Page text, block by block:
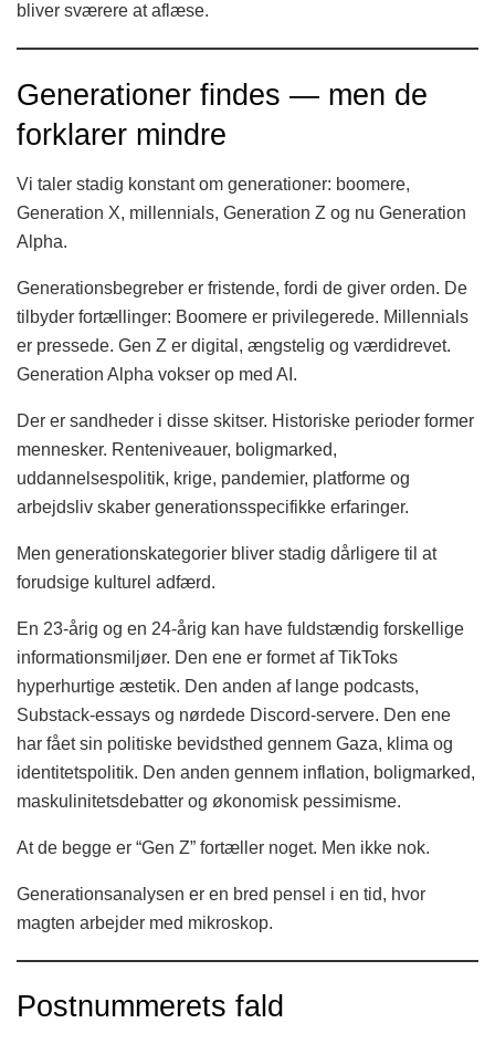
bliver sværere at aflæse.
Generationer findes — men de
forklarer mindre
Vi taler stadig konstant om generationer: boomere,
Generation X, millennials, Generation Z og nu Generation
Alpha.
Generationsbegreber er fristende, fordi de giver orden. De
tilbyder fortællinger: Boomere er privilegerede. Millennials
er pressede. Gen Z er digital, ængstelig og værdidrevet.
Generation Alpha vokser op med AI.
Der er sandheder i disse skitser. Historiske perioder former
mennesker. Renteniveauer, boligmarked,
uddannelsespolitik, krige, pandemier, platforme og
arbejdsliv skaber generationsspecifikke erfaringer.
Men generationskategorier bliver stadig dårligere til at
forudsige kulturel adfærd.
En 23-årig og en 24-årig kan have fuldstændig forskellige
informationsmiljøer. Den ene er formet af TikToks
hyperhurtige æstetik. Den anden af lange podcasts,
Substack-essays og nørdede Discord-servere. Den ene
har fået sin politiske bevidsthed gennem Gaza, klima og
identitetspolitik. Den anden gennem inflation, boligmarked,
maskulinitetsdebatter og økonomisk pessimisme.
At de begge er “Gen Z” fortæller noget. Men ikke nok.
Generationsanalysen er en bred pensel i en tid, hvor
magten arbejder med mikroskop.
Postnummerets fald